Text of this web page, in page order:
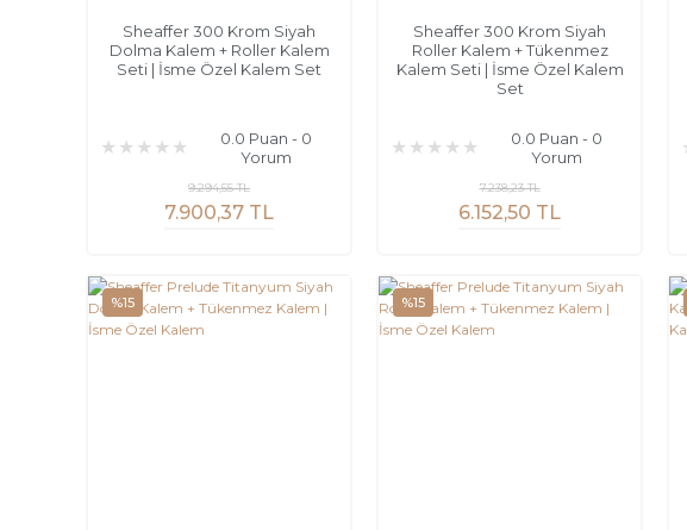
Sheaffer 300 Krom Siyah
Dolma Kalem + Roller Kalem
Seti | İsme Özel Kalem Set
0.0 Puan - 0
Yorum
7.900,37 TL
9.294,55 TL
Sheaffer 300 Krom Siyah
Roller Kalem + Tükenmez
Kalem Seti | İsme Özel Kalem
Set
0.0 Puan - 0
Yorum
6.152,50 TL
7.238,23 TL
%15 %15